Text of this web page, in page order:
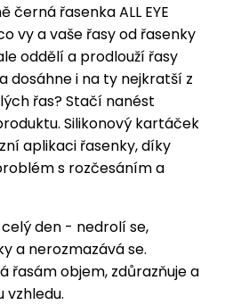
černá řasenka ALL EYE
vy a vaše řasy od řasenky
oddělí a prodlouží řasy
dosáhne i na ty nejkratší z
řas? Stačí nanést
Silikonový kartáček
aplikaci řasenky, díky
s rozčesáním a
den - nedrolí se,
a nerozmazává se.
řasám objem, zdůrazňuje a
vzhledu.